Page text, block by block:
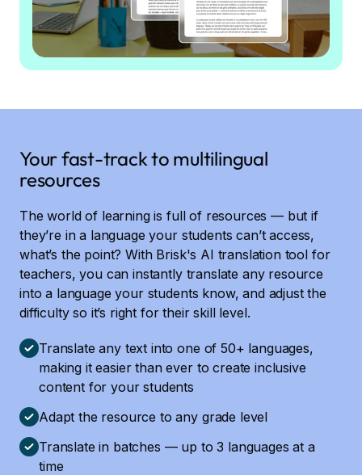
Your fast-track to multilingual
resources
The world of learning is full of resources — but if
they’re in a language your students can’t access,
what’s the point? With Brisk's AI translation tool for
teachers, you can instantly translate any resource
into a language your students know, and adjust the
difficulty so it’s right for their skill level.
Translate any text into one of 50+ languages,
making it easier than ever to create inclusive
content for your students
Adapt the resource to any grade level
Translate in batches — up to 3 languages at a
time